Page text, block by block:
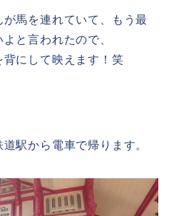
馬を連れていて、もう最
と言われたので、
にして映えます！笑
駅から電車で帰ります。